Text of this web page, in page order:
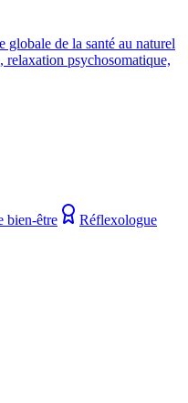
globale de la santé au naturel
relaxation psychosomatique,
bien-être
Réflexologue